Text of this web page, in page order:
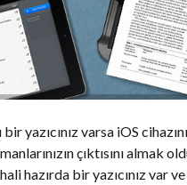
yazıcınız varsa iOS
çıktısını almak
hazırda bir yazıcınız var